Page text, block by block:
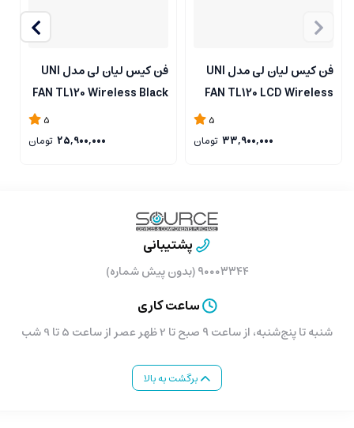
فن کیس لیان لی مدل UNI
FAN TL120 LCD Wireless
5
33,900,000 تومان
فن کیس لیان لی مدل UNI
FAN TL120 Wireless Black
5
25,900,000 تومان
پشتیبانی
۹۰۰۰۳۳۴۴ (بدون پیش شماره)
ساعت کاری
شنبه تا پنج‌شنبه، از ساعت ۹ صبح تا 2 ظهر عصر از ساعت 5 تا 9 شب
برگشت به بالا